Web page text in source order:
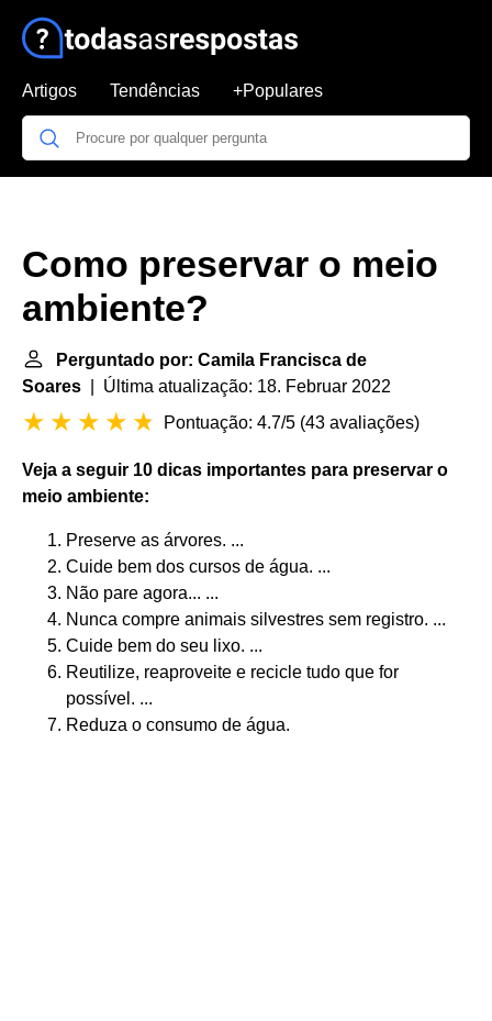
Artigos Tendências +Populares
Como preservar o meio
ambiente?
Perguntado por: Camila Francisca de
Soares | Última atualização: 18. Februar 2022
Pontuação: 4.7/5 (43 avaliações)
Veja a seguir 10 dicas importantes para preservar o
meio ambiente:
Preserve as árvores. ...
Cuide bem dos cursos de água. ...
Não pare agora... ...
Nunca compre animais silvestres sem registro. ...
Cuide bem do seu lixo. ...
Reutilize, reaproveite e recicle tudo que for
possível. ...
Reduza o consumo de água.